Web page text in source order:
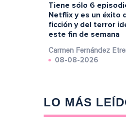
Tiene sólo 6
Netflix y es un éxito
ficción y del terror
este fin de semana
Carmen Fernández
08-08-2026
LO MÁS